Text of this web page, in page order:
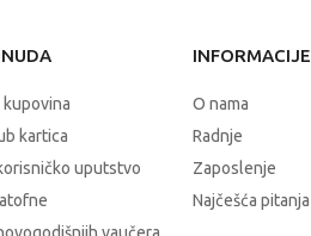
kartica
uputstvo
INFORMACIJE
O nama
Radnje
Zaposlenje
Najčešća pitanja